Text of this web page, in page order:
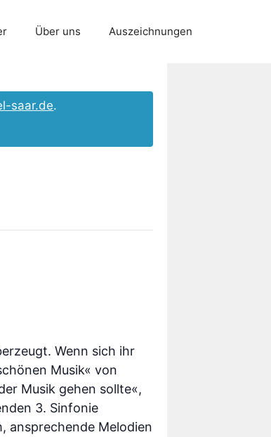
Über uns Auszeichnungen
saar.de.
Wenn sich ihr
Musik« von
Musik gehen sollte«,
3. Sinfonie
ansprechende Melodien